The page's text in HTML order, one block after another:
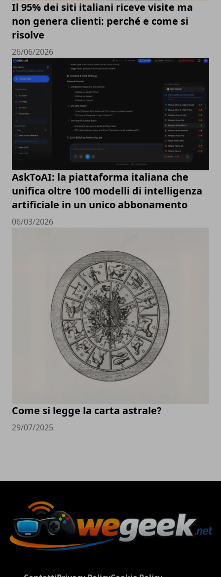
Il 95% dei siti italiani riceve visite ma
non genera clienti: perché e come si
risolve
26/06/2026
AskToAI: la piattaforma italiana che
unifica oltre 100 modelli di intelligenza
artificiale in un unico abbonamento
06/03/2026
Come si legge la carta astrale?
29/07/2025